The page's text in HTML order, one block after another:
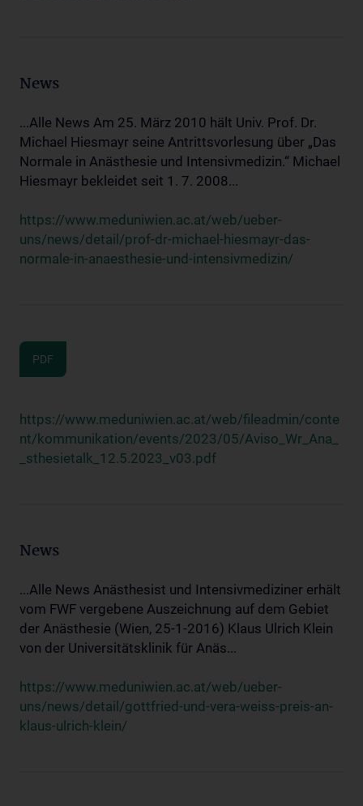
News
...Alle News Am 25. März 2010 hält Univ. Prof. Dr.
Michael Hiesmayr seine Antrittsvorlesung über „Das
Normale in Anästhesie und Intensivmedizin.“ Michael
Hiesmayr bekleidet seit 1. 7. 2008...
https://www.meduniwien.ac.at/web/ueber-
uns/news/detail/prof-dr-michael-hiesmayr-das-
normale-in-anaesthesie-und-intensivmedizin/
PDF
https://www.meduniwien.ac.at/web/fileadmin/conte
nt/kommunikation/events/2023/05/Aviso_Wr_Ana_
_sthesietalk_12.5.2023_v03.pdf
News
...Alle News Anästhesist und Intensivmediziner erhält
vom FWF vergebene Auszeichnung auf dem Gebiet
der Anästhesie (Wien, 25-1-2016) Klaus Ulrich Klein
von der Universitätsklinik für Anäs...
https://www.meduniwien.ac.at/web/ueber-
uns/news/detail/gottfried-und-vera-weiss-preis-an-
klaus-ulrich-klein/